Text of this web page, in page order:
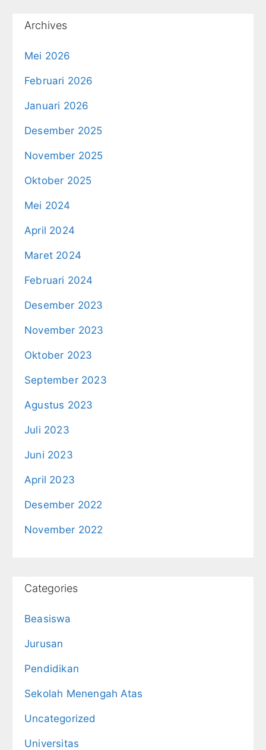
Archives
Mei 2026
Februari 2026
Januari 2026
Desember 2025
November 2025
Oktober 2025
Mei 2024
April 2024
Maret 2024
Februari 2024
Desember 2023
November 2023
Oktober 2023
September 2023
Agustus 2023
Juli 2023
Juni 2023
April 2023
Desember 2022
November 2022
Categories
Beasiswa
Jurusan
Pendidikan
Sekolah Menengah Atas
Uncategorized
Universitas